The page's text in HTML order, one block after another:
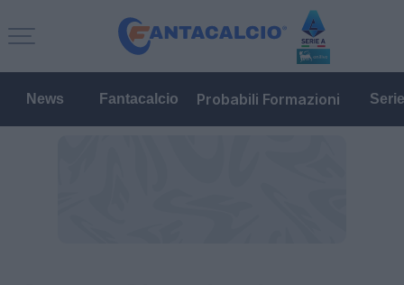
News Fantacalcio Probabili Formazioni